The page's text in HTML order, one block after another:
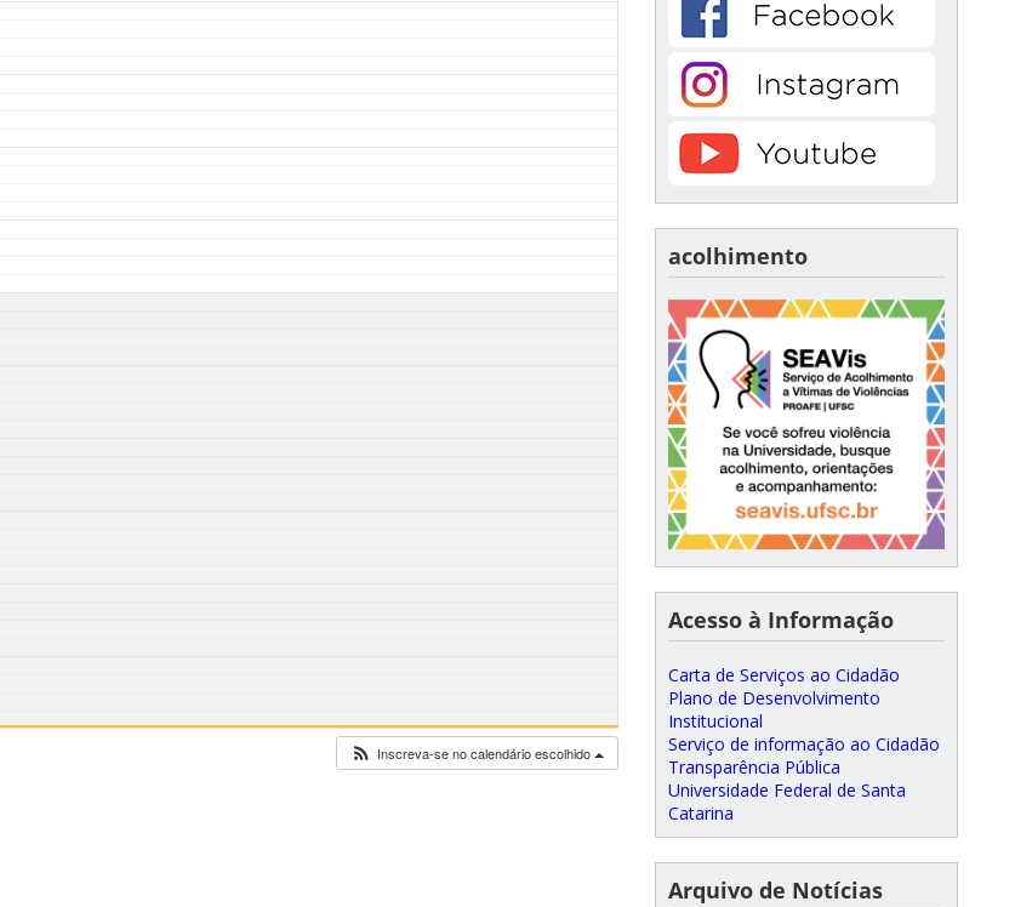
Inscreva-se no calendário escolhido
acolhimento
Acesso à Informação
Carta de Serviços ao Cidadão
Plano de Desenvolvimento
Institucional
Serviço de informação ao Cidadão
Transparência Pública
Universidade Federal de Santa
Catarina
Arquivo de Notícias